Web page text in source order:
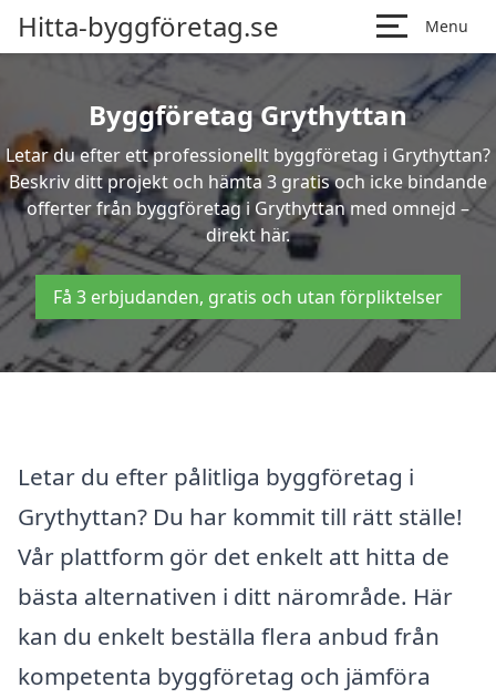
Hitta-byggföretag.se Menu
Byggföretag Grythyttan
Letar du efter ett professionellt byggföretag i Grythyttan?
Beskriv ditt projekt och hämta 3 gratis och icke bindande
offerter från byggföretag i Grythyttan med omnejd –
direkt här.
Få 3 erbjudanden, gratis och utan förpliktelser
Letar du efter pålitliga byggföretag i
Grythyttan? Du har kommit till rätt ställe!
Vår plattform gör det enkelt att hitta de
bästa alternativen i ditt närområde. Här
kan du enkelt beställa flera anbud från
kompetenta byggföretag och jämföra